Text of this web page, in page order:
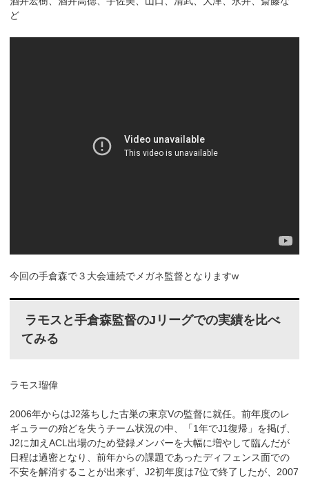
ど
今回の手倉森で３大会連続でメガネ監督となりますw
ラモスと手倉森監督のJリーグでの実績を比べ
てみる
ラモス瑠偉
2006年からはJ2落ちした古巣の東京Vの監督に就任。前年度のレ
ギュラーの殆どを失うチーム状況の中、「1年でJ1復帰」を掲げ、
J2に加えACL出場のため登録メンバーを大幅に増やして臨んだが
日程は過密となり、前年からの課題であったディフェンス面での
不安を解消することが出来ず、J2初年度は7位で終了したが、2007